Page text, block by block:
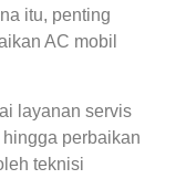
itu, penting
AC mobil
layanan servis
perbaikan
teknisi